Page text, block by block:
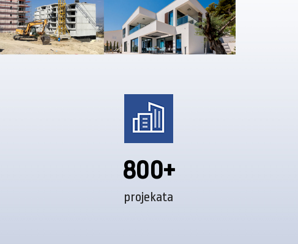
800+
projekata